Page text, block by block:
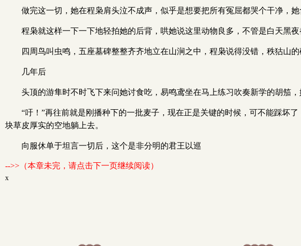
做完这一切，她在程枭肩头泣不成声，似乎是想要把所有冤屈都哭个干净，
程枭就这样一下一下地轻拍她的后背，哄她说这里动物良多，不管是白天黑
四周鸟叫虫鸣，五座墓碑整整齐齐地立在山涧之中，程枭说得没错，秩狜山
几年后
头顶的游隼时不时飞下来问她讨食吃，易鸣鸢坐在马上练习吹奏新学的胡笳
“吁！”再往前就是刚播种下的一批麦子，现在正是关键的时候，可不能踩坏
块草皮厚实的空地躺上去。
向服休单于坦言一切后，这个是非分明的君王以巡
-->>（本章未完，请点击下一页继续阅读）
x